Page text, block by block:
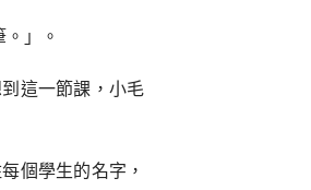
」。
這一節課，小毛
個學生的名字，